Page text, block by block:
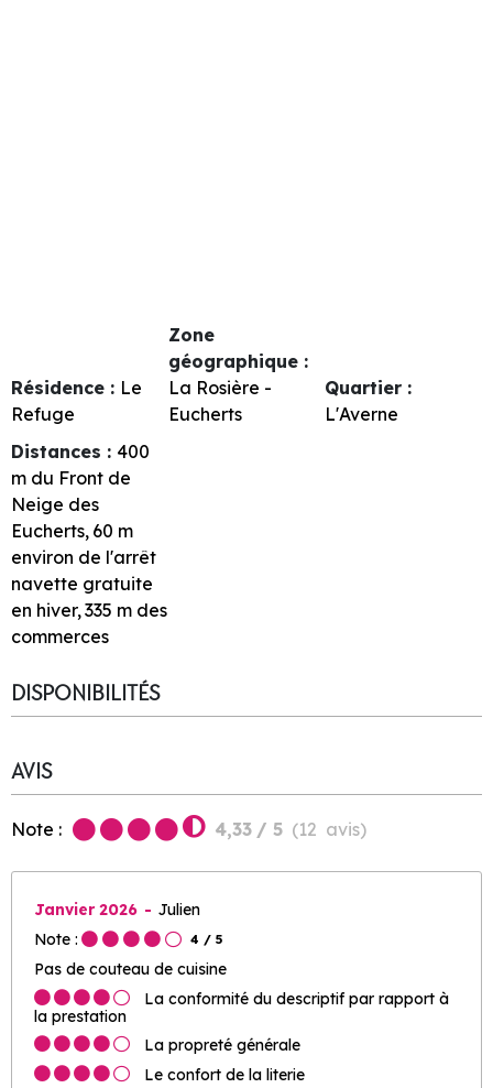
Résidence : Le
Refuge
Zone
géographique :
La Rosière -
Eucherts
Quartier :
L'Averne
Distances : 400
m du Front de
Neige des
Eucherts 60 m
environ de l'arrêt
navette gratuite
en hiver 335 m des
commerces
DISPONIBILITÉS
AVIS
Note : 4,33 / 5 (12 avis)
Janvier 2026
Julien
Note :
4 / 5
Pas de couteau de cuisine
La conformité du descriptif par rapport à
la prestation
La propreté générale
Le confort de la literie